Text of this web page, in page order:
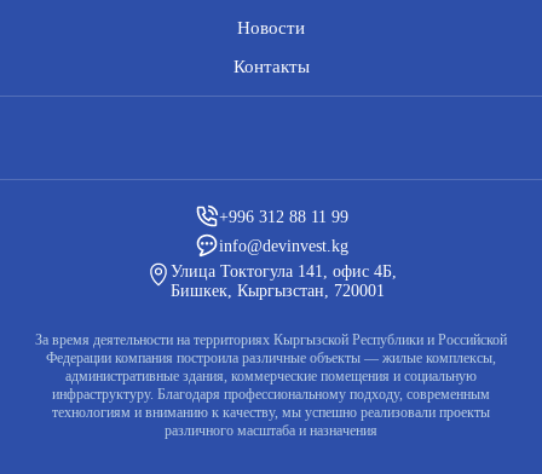
Новости
Контакты
+996 312 88 11 99
info@devinvest.kg
Улица Токтогула 141, офис 4Б,
Бишкек, Кыргызстан, 720001
За время деятельности на территориях Кыргызской Республики и Российской
Федерации компания построила различные объекты — жилые комплексы,
административные здания, коммерческие помещения и социальную
инфраструктуру. Благодаря профессиональному подходу, современным
технологиям и вниманию к качеству, мы успешно реализовали проекты
различного масштаба и назначения